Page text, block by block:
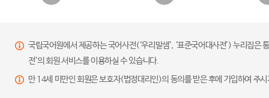
국립국어원에서 제공하는 국어사전(‘우리말샘’, ‘표준국어대사전’) 누리집
전’의 회원 서비스를 이용하실 수 있습니다.
만 14세 미만인 회원은 보호자(법정대리인)의 동의를 받은 후에 가입하여 주